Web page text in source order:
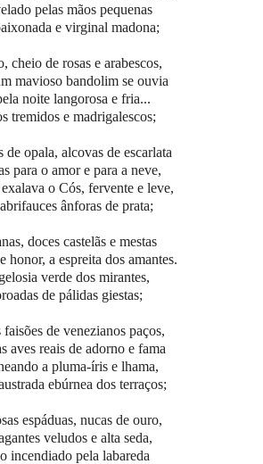
pelas mãos pequenas
e virginal madona;
cheio de rosas e arabescos,
mavioso bandolim se ouvia
noite langorosa e fria...
tremidos e madrigalescos;
de opala, alcovas de escarlata
para o amor e para a neve,
o Cós, fervente e leve,
ânforas de prata;
doces castelãs e mestas
honor, a espreita dos amantes.
verde dos mirantes,
de pálidas giestas;
de venezianos paços,
aves reais de adorno e fama
a pluma-íris e lhama,
ebúrnea dos terraços;
espáduas, nucas de ouro,
veludos e alta seda,
incendiado pela labareda